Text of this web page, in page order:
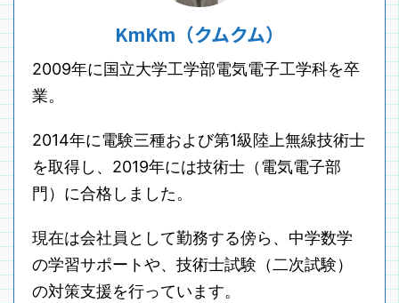
KmKm（クムクム）
2009年に国立大学工学部電気電子工学科を卒
業。
2014年に電験三種および第1級陸上無線技術士
を取得し、2019年には技術士（電気電子部
門）に合格しました。
現在は会社員として勤務する傍ら、中学数学
の学習サポートや、技術士試験（二次試験）
の対策支援を行っています。